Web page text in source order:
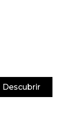
Descubrir